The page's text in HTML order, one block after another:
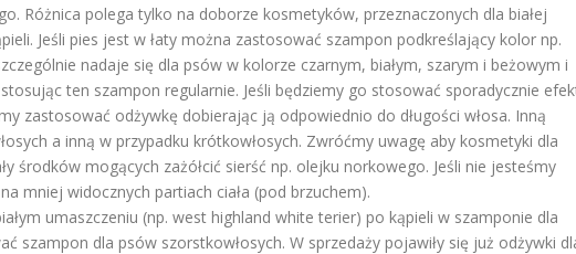
Różnica polega tylko na doborze kosmetyków, przeznaczonych dla białej
Jeśli pies jest w łaty można zastosować szampon podkreślający kolor np.
nadaje się dla psów w kolorze czarnym, białym, szarym i beżowym i
ten szampon regularnie. Jeśli będziemy go stosować sporadycznie
zastosować odżywkę dobierając ją odpowiednio do długości włosa. Inną
a inną w przypadku krótkowłosych. Zwróćmy uwagę aby kosmetyki dla
środków mogących zażółcić sierść np. olejku norkowego. Jeśli nie jesteśmy
mniej widocznych partiach ciała (pod brzuchem).
umaszczeniu (np. west highland white terier) po kąpieli w szamponie dla
szampon dla psów szorstkowłosych. W sprzedaży pojawiły się już odżywki